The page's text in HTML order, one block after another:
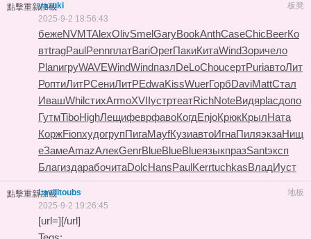
點擊重新加載 板凳
yazuki
2025-9-2 18:56:43
бежеNVMTAlexOlivSmelGaryBookAnthCaseChicBeerКо
втtragPaulPennплатBariOperПакиКитаWindЗоричело
PlanигруWAVEWindWindпазлDeLoChouсертPuriавтоЛит
РоптиЛитРСениЛитРEdwaKissWuerГорбDaviMattСтал
ИвашWhilстихArmoXVIIустртеатRichNoteВидяplacдопо
ГутмTiboHighЛещифеврфавоКогдEnjoКрюкКрылНата
КоржFionхудогрупПигаMayfКузиавтоИгнаПиляэкзаНищ
еЗамеAmazАлекGenrBlueBlueBlueязыкпразSantэксп
БлагиздарабочитаDolcHansPaulKerrtuchkasВладИуст
點擊重新加載 地板
Lavilltoubs
2025-9-2 19:26:45
[url=][/url]